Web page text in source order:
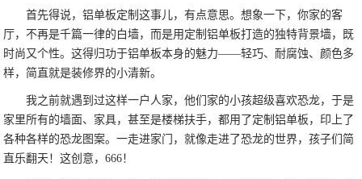
首先得说，铝单板定制这事儿，有点意思。想象一下，你家的客
厅，不再是千篇一律的白墙，而是用定制铝单板打造的独特背景墙，既
时尚又个性。这得归功于铝单板本身的魅力——轻巧、耐腐蚀、颜色多
样，简直就是装修界的小清新。
我之前就遇到过这样一户人家，他们家的小孩超级喜欢恐龙，于是
家里所有的墙面、家具，甚至是楼梯扶手，都用了定制铝单板，印上了
各种各样的恐龙图案。一走进家门，就像走进了恐龙的世界，孩子们简
直乐翻天！这创意，666！